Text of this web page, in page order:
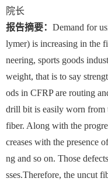
院长
报告摘要： Demand for
lymer) is increasing in the
neering, sports goods
weight, that is to say
ods in CFRP are routing
drill bit is easily worn from
fiber. Along with the
creases with the presence
ng and so on. Those
sses.Therefore, the uncut